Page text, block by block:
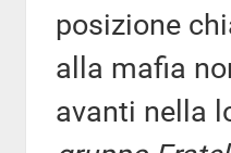
posizione
alla mafia
avanti nella